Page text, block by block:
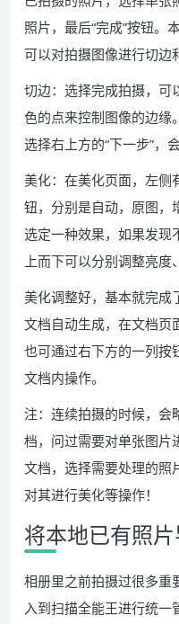
照片，最后“完成”按钮。
可以对拍摄图像进行切边
切边：选择完成拍摄，可
色的点来控制图像的边缘
选择右上方的“下一步”，
美化：在美化页面，左侧
钮，分别是自动，原图，
选定一种效果，如果发现
上而下可以分别调整亮
美化调整好，基本就完成
文档自动生成，在文档页
也可通过右下方的一列按
文档内操作。
注：连续拍摄的时候，会
档，问过需要对单张图片
文档，选择需要处理的照
对其进行美化等操作！
将本地已有照
相册里之前拍摄过很多重
入到扫描全能王进行统一